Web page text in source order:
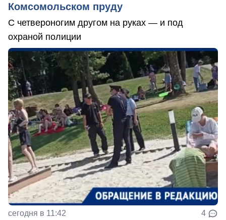
Комсомольском пруду
С четвероногим другом на руках — и под
охраной полиции
сегодня в 11:42 4